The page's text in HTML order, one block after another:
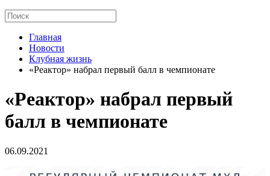
Главная
Новости
Клубная жизнь
«Реактор» набрал первый балл в чемпионате
«Реактор» набрал первый
балл в чемпионате
06.09.2021